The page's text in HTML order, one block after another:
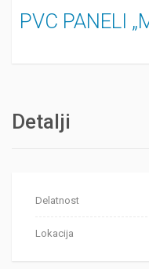
PVC PANELI
Detalji
Delatnost
Lokacija